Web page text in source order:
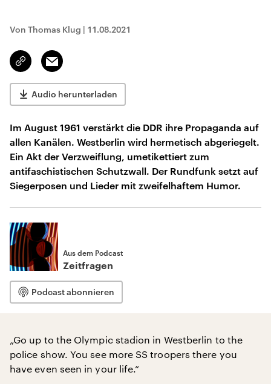
Von Thomas Klug | 11.08.2021
Link
kopieren/teilen
Email
Audio herunterladen
Im August 1961 verstärkt die DDR ihre Propaganda auf
allen Kanälen. Westberlin wird hermetisch abgeriegelt.
Ein Akt der Verzweiflung, umetikettiert zum
antifaschistischen Schutzwall. Der Rundfunk setzt auf
Siegerposen und Lieder mit zweifelhaftem Humor.
Aus dem Podcast
Zeitfragen
Podcast abonnieren
„Go up to the Olympic stadion in Westberlin to the
police show. You see more SS troopers there you
have even seen in your life.“